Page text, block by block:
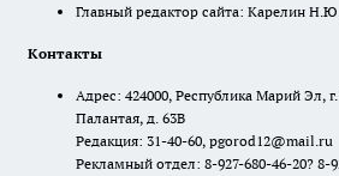
Главный редактор сайта: Карелин
Контакты
Адрес: 424000, Республика Марий Эл,
Палантая, д. 63В
Редакция: 31-40-60, pgorod12@mail.ru
Рекламный отдел: 8-927-680-46-20? 8-